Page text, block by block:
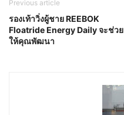
Previous article
รองเท้าวิ่งผู้ชาย REEBOK
Floatride Energy Daily จะช่วย
ให้คุณพัฒนา